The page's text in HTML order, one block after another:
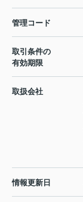
管理コード
取引条件の
有効期限
取扱会社
情報更新日